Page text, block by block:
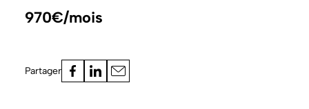
970€/mois
Partager